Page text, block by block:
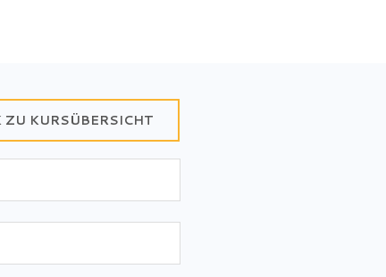
ZU KURSÜBERSICHT